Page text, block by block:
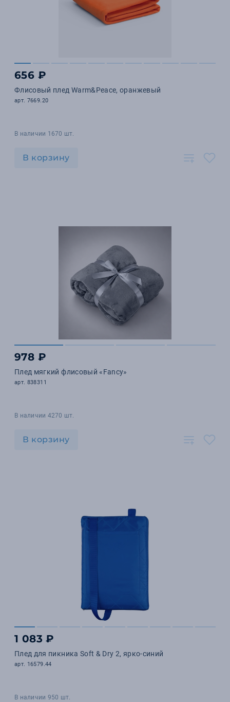
656 ₽
Флисовый плед Warm&Peace, оранжевый
арт. 7669.20
В наличии 1670 шт.
В корзину
978 ₽
Плед мягкий флисовый «Fancy»
арт. 838311
В наличии 4270 шт.
В корзину
1 083 ₽
Плед для пикника Soft & Dry 2, ярко-синий
арт. 16579.44
В наличии 950 шт.